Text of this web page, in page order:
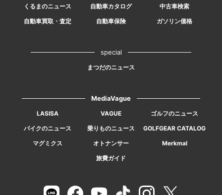
くるまのニュース 自動車カタログ
中古車検索
自動車買取・査定
自動車保険 ガソリン価格
special
まつだのニュース
MediaVague
LASISA VAGUE
ゴルフのニュース
バイクのニュース
乗りものニュース
GOLFGEAR CATALOG
マグミクス
オトナンサー
Merkmal
旅費ガイド